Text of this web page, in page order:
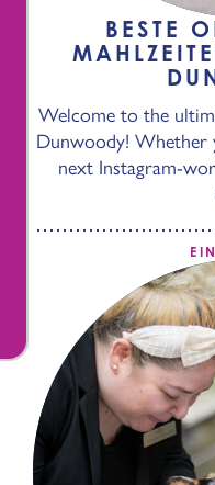
BESTE
Welcome to the
Dunwoody! Whether
next Instagram-